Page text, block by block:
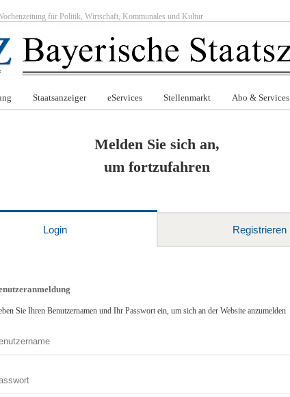
für Politik, Wirtschaft, Kommunales und Kultur
Staatsanzeiger eServices Stellenmarkt Abo & Services
Melden Sie sich an,
um fortzufahren
Login Registrieren
Sie Ihren Benutzernamen und Ihr Passwort ein, um sich an der Website anzumelden